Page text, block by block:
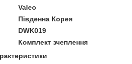
Valeo
Південна Корея
DWK019
Комплект зчеплення